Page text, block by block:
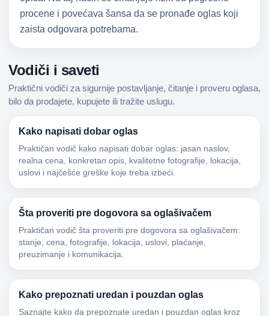
procene i povećava šansa da se pronađe oglas koji
zaista odgovara potrebama.
Vodiči i saveti
Praktični vodiči za sigurnije postavljanje, čitanje i proveru oglasa,
bilo da prodajete, kupujete ili tražite uslugu.
Kako napisati dobar oglas
Praktičan vodič kako napisati dobar oglas: jasan naslov,
realna cena, konkretan opis, kvalitetne fotografije, lokacija,
uslovi i najčešće greške koje treba izbeći.
Šta proveriti pre dogovora sa oglašivačem
Praktičan vodič šta proveriti pre dogovora sa oglašivačem:
stanje, cena, fotografije, lokacija, uslovi, plaćanje,
preuzimanje i komunikacija.
Kako prepoznati uredan i pouzdan oglas
Saznajte kako da prepoznate uredan i pouzdan oglas kroz